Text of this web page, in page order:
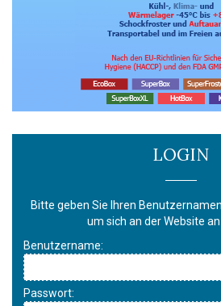
LOGIN
Bitte geben Sie Ihren
um sich an der Website
Benutzername:
Passwort: